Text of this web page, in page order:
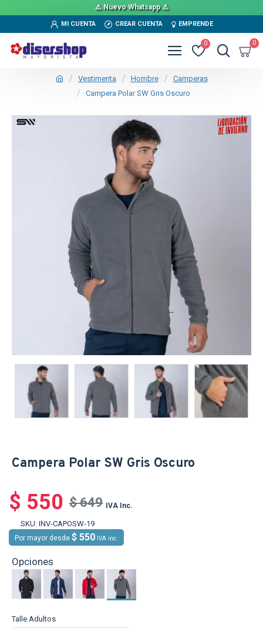
⚠️ Nuevo Whatsapp ⚠️
MI CUENTA CREAR CUENTA EMPRENDE
0 0
Vestimenta Hombre
Camperas
Campera Polar SW Gris Oscuro
TEXTTRANSPARENTE SALE
Campera Polar SW Gris Oscuro
$ 550 $ 649 IVA Inc.
SKU: INV-CAPOSW-19
Por mayor desde $ 550 IVA inc.
Opciones
Talle Adultos